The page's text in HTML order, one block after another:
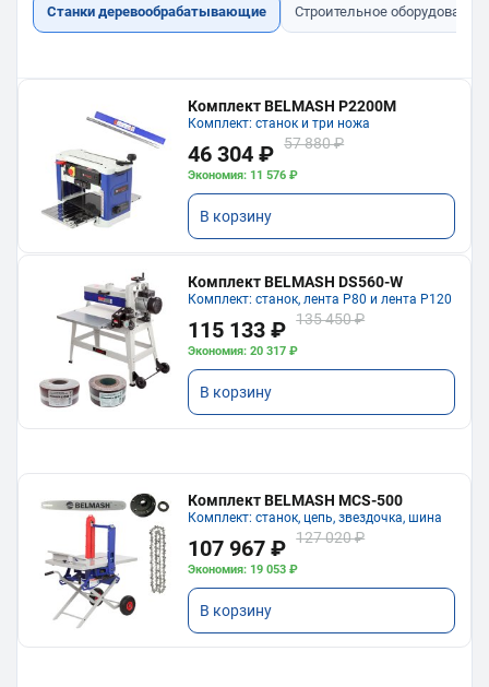
Станки деревообрабатывающие Строительное оборудование
Комплект BELMASH P2200M
Комплект: станок и три ножа
46 304 ₽ 57 880 ₽
Экономия: 11 576 ₽
В корзину
Комплект BELMASH DS560-W
Комплект: станок, лента P80 и лента P120
115 133 ₽ 135 450 ₽
Экономия: 20 317 ₽
В корзину
Комплект BELMASH MCS-500
Комплект: станок, цепь, звездочка, шина
107 967 ₽ 127 020 ₽
Экономия: 19 053 ₽
В корзину